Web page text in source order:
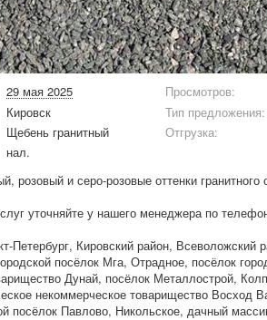
29 мая 2025 Просмотров:
Кировск Тип предложения:
Щебень гранитный Отгрузка:
нал.
розовый и серо-розовые оттенки гранитного
уточняйте у нашего менеджера по
Петербург, Кировский район,
посёлок Мга, Отрадное, посёлок
Дунай, посёлок Металлострой,
некоммерческое товарищество Восход
посёлок Павлово, Никольское, дачный